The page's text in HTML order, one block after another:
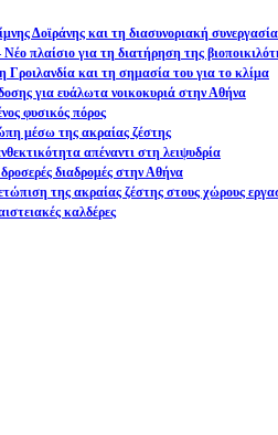
Δοϊράνης και τη διασυνοριακή
πλαίσιο για τη διατήρηση της
και τη σημασία του για το κλίμα
για ευάλωτα νοικοκυριά στην Αθήνα
φυσικός πόρος
μέσω της ακραίας ζέστης
απέναντι στη λειψυδρία
διαδρομές στην Αθήνα
της ακραίας ζέστης στους χώρους
καλδέρες